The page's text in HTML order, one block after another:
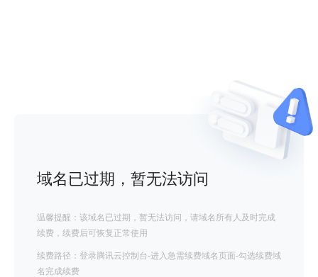
域名已过期，暂无法访问
温馨提醒：该域名已过期，暂无法访问，请域名所有人及时完成
续费，续费后可恢复正常使用
续费路径：登录腾讯云控制台-进入急需续费域名页面-勾选续费域
名完成续费